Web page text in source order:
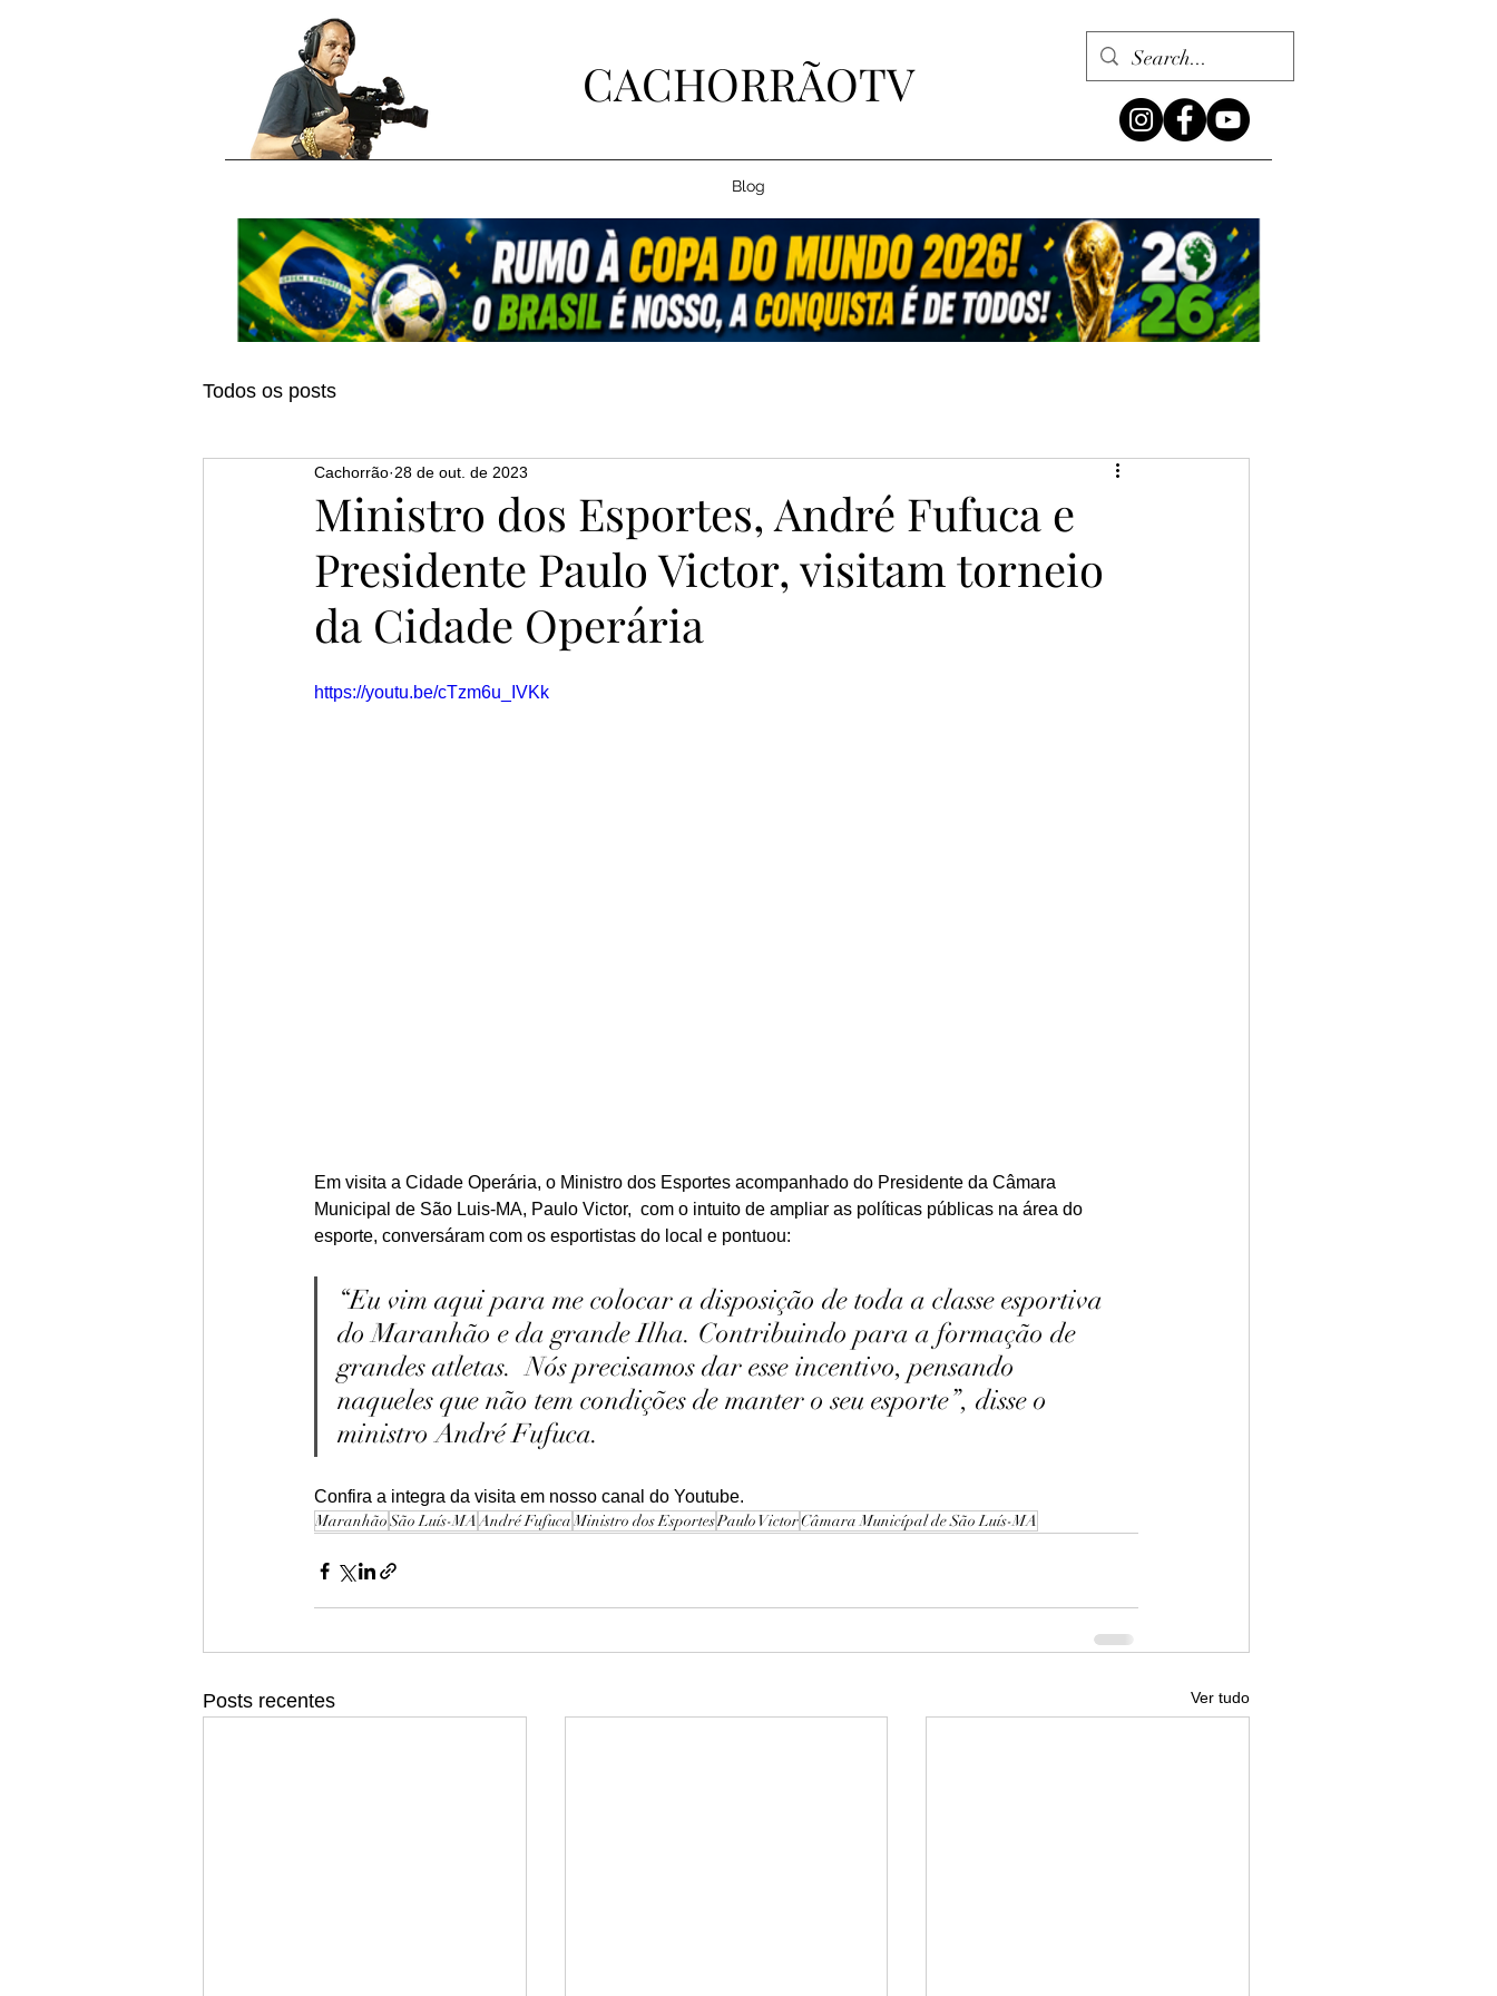
CACHORRÃOTV
Blog
Todos os posts
Ministro dos Esportes, André Fufuca e
Presidente Paulo Victor, visitam torneio
da Cidade Operária
Cachorrão 28 de out. de 2023
https://youtu.be/cTzm6u_IVKk
Em visita a Cidade Operária, o Ministro dos Esportes acompanhado do Presidente da Câmara
Municipal de São Luis-MA, Paulo Victor,  com o intuito de ampliar as políticas públicas na área do
esporte, conversáram com os esportistas do local e pontuou:
“Eu vim aqui para me colocar a disposição de toda a classe esportiva
do Maranhão e da grande Ilha. Contribuindo para a formação de
grandes atletas.  Nós precisamos dar esse incentivo, pensando
naqueles que não tem condições de manter o seu esporte”, disse o
ministro André Fufuca.
Confira a integra da visita em nosso canal do Youtube.
MaranhãoSão Luís-MAAndré FufucaMinistro dos EsportesPaulo VictorCâmara Municípal de São Luís-MA
Posts recentes Ver tudo